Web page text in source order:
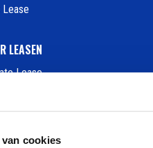
cookies
LEASEN
Lease
Lease
Lease